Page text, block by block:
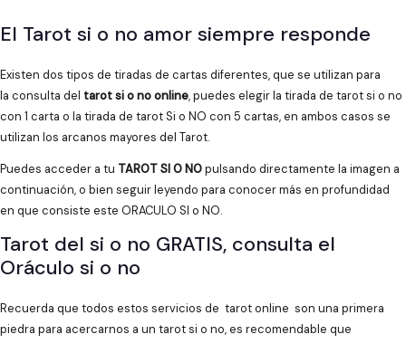
El Tarot si o no amor siempre responde
Existen dos tipos de tiradas de cartas diferentes, que se utilizan para
la consulta del tarot si o no online, puedes elegir la tirada de tarot si o no
con 1 carta o la tirada de tarot Si o NO con 5 cartas, en ambos casos se
utilizan los arcanos mayores del Tarot.
Puedes acceder a tu TAROT SI O NOpulsando directamente la imagen a
continuación, o bien seguir leyendo para conocer más en profundidad
en que consiste este ORACULO SI o NO.
Tarot del si o no GRATIS, consulta el
Oráculo si o no
Recuerda que todos estos servicios de tarot online son una primera
piedra para acercarnos a un tarot si o no, es recomendable que